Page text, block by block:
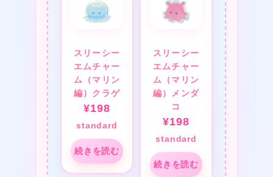
スリーシー
エムチャー
ム（マリン
編）クラゲ
¥198
standard
続きを読む
スリーシー
エムチャー
ム（マリン
編）メンダ
コ
¥198
standard
続きを読む